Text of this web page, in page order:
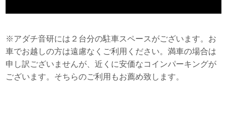
※アダチ音研には２台分の駐車スペースがございます。お
車でお越しの方は遠慮なくご利用ください。満車の場合は
申し訳ございませんが、近くに安価なコインパーキングが
ございます。そちらのご利用もお薦め致します。